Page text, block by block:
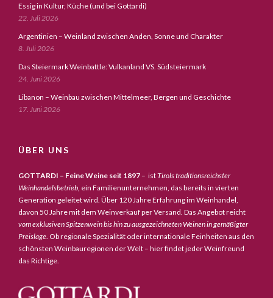
Essig in Kultur, Küche (und bei Gottardi)
22. Juli 2026
Argentinien – Weinland zwischen Anden, Sonne und Charakter
8. Juli 2026
Das Steiermark Weinbattle: Vulkanland VS. Südsteiermark
24. Juni 2026
Libanon – Weinbau zwischen Mittelmeer, Bergen und Geschichte
17. Juni 2026
ÜBER UNS
GOTTARDI – Feine Weine seit 1897 – istTirols traditionsreichster
Weinhandelsbetrieb, ein Familienunternehmen, das bereits in vierten
Generation geleitet wird. Über 120 Jahre Erfahrung im Weinhandel,
davon 50 Jahre mit dem Weinverkauf per Versand. Das Angebot reicht
vom exklusiven Spitzenwein bis hin zu ausgezeichneten Weinen in gemäßigter
Preislage . Ob regionale Spezialität oder internationale Feinheiten aus den
schönsten Weinbauregionen der Welt – hier findet jeder Weinfreund
das Richtige.